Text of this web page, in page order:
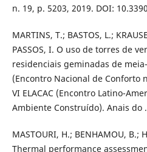
n. 19, p. 5203, 2019. DOI:
MARTINS, T.; BASTOS, L.;
PASSOS, I. O uso de torres de
residenciais geminadas de
(Encontro Nacional de Conforto
VI ELACAC (Encontro Latino-
Ambiente Construído). Anais do
MASTOURI, H.; BENHAMOU, B.;
Thermal performance